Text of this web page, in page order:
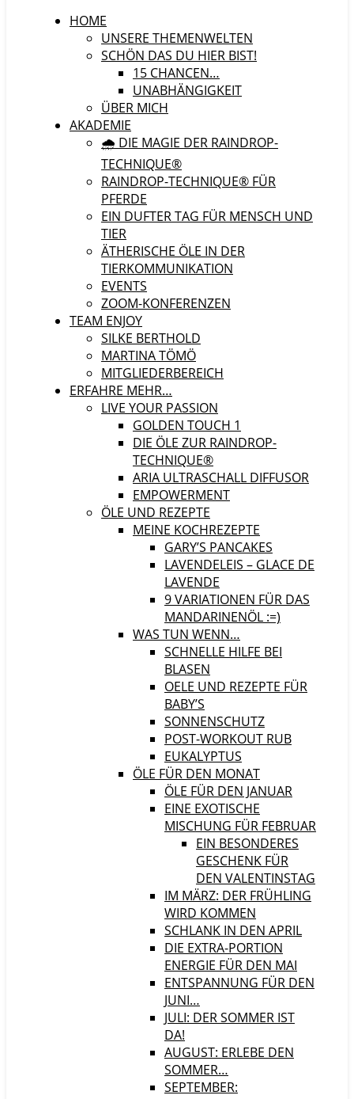
HOME
UNSERE THEMENWELTEN
SCHÖN DAS DU HIER BIST!
15 CHANCEN…
UNABHÄNGIGKEIT
ÜBER MICH
AKADEMIE
🌧️ DIE MAGIE DER RAINDROP-
TECHNIQUE®
RAINDROP-TECHNIQUE® FÜR
PFERDE
EIN DUFTER TAG FÜR MENSCH UND
TIER
ÄTHERISCHE ÖLE IN DER
TIERKOMMUNIKATION
EVENTS
ZOOM-KONFERENZEN
TEAM ENJOY
SILKE BERTHOLD
MARTINA TÖMÖ
MITGLIEDERBEREICH
ERFAHRE MEHR…
LIVE YOUR PASSION
GOLDEN TOUCH 1
DIE ÖLE ZUR RAINDROP-
TECHNIQUE®
ARIA ULTRASCHALL DIFFUSOR
EMPOWERMENT
ÖLE UND REZEPTE
MEINE KOCHREZEPTE
GARY’S PANCAKES
LAVENDELEIS – GLACE DE
LAVENDE
9 VARIATIONEN FÜR DAS
MANDARINENÖL :=)
WAS TUN WENN…
SCHNELLE HILFE BEI
BLASEN
OELE UND REZEPTE FÜR
BABY’S
SONNENSCHUTZ
POST-WORKOUT RUB
EUKALYPTUS
ÖLE FÜR DEN MONAT
ÖLE FÜR DEN JANUAR
EINE EXOTISCHE
MISCHUNG FÜR FEBRUAR
EIN BESONDERES
GESCHENK FÜR
DEN VALENTINSTAG
IM MÄRZ: DER FRÜHLING
WIRD KOMMEN
SCHLANK IN DEN APRIL
DIE EXTRA-PORTION
ENERGIE FÜR DEN MAI
ENTSPANNUNG FÜR DEN
JUNI…
JULI: DER SOMMER IST
DA!
AUGUST: ERLEBE DEN
SOMMER…
SEPTEMBER: